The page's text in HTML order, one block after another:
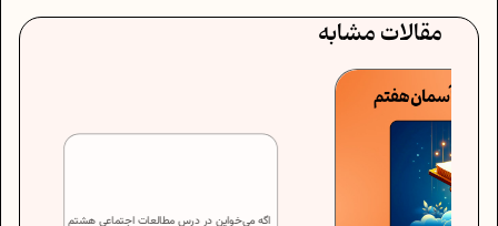
مقالات مشابه